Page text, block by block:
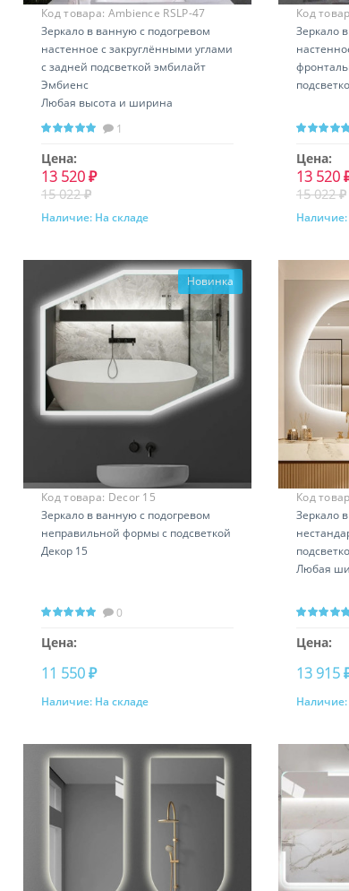
Код товара: Ambience RSLP-47
Зеркало в ванную с подогревом
настенное с закруглёнными углами
с задней подсветкой эмбилайт
Эмбиенс
Любая высота и ширина
Горизонтальная и вертикальная
1
Цена:
13 520 ₽
15 022 ₽
Купить
Наличие: На складе
Код
Зеркало
Цена:
13 520
15 022 ₽
Наличие:
Новинка
Код товара: Decor 15
Зеркало в ванную с подогревом
неправильной формы с подсветкой
Декор 15
0
Цена:
11 550 ₽
Купить
Наличие: На складе
Код
Зеркало
Любая
Цена:
13 915
Наличие: